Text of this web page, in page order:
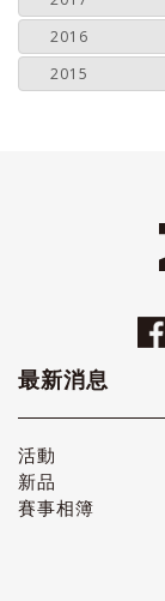
2016
2015
最新消息
活動
新品
賽事相簿